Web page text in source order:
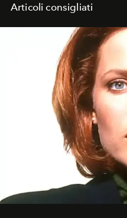
Articoli consigliati